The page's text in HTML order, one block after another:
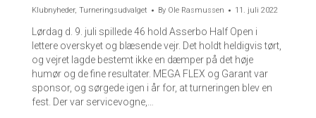
Klubnyheder, Turneringsudvalget By Ole Rasmussen 11. juli 2022
Lørdag d. 9. juli spillede 46 hold Asserbo Half Open i
lettere overskyet og blæsende vejr. Det holdt heldigvis tørt,
og vejret lagde bestemt ikke en dæmper på det høje
humør og de fine resultater. MEGA FLEX og Garant var
sponsor, og sørgede igen i år for, at turneringen blev en
fest. Der var servicevogne,…